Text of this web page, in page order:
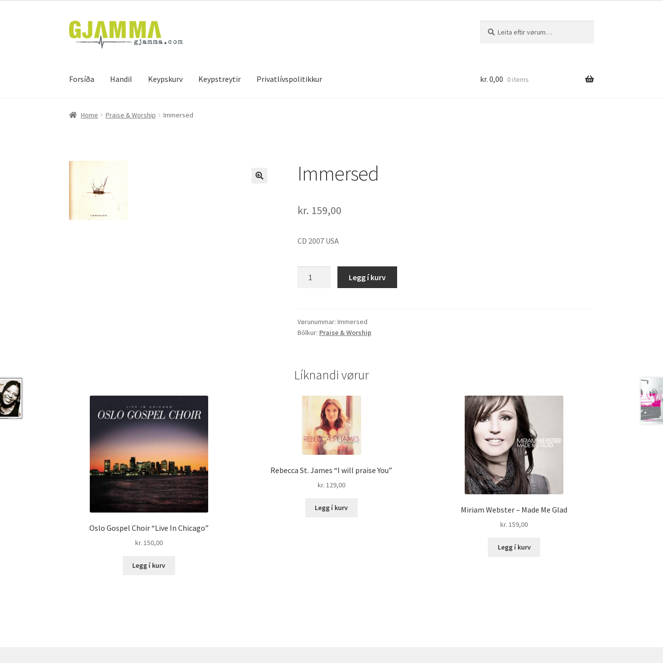
Skip
to
navigation
Skip
to
eftir:
Forsíða Handil Keypskurv Keypstreytir Privatlívspolitikkur
Heim Handil Keypskurv Kassi Mín brúkari
kr. 0,00 0 items
Home Praise & Worship Immersed
Immersed
kr. 159,00
CD 2007 USA
Legg í kurv
Vørunummar: Immersed
Bólkur: Praise & Worship
Líknandi vørur
Oslo Gospel Choir “Live In Chicago”
kr. 150,00
Legg í kurv
Rebecca St. James “I will praise You”
kr. 129,00
Legg í kurv Miriam Webster – Made Me Glad
kr. 159,00
Legg í kurv